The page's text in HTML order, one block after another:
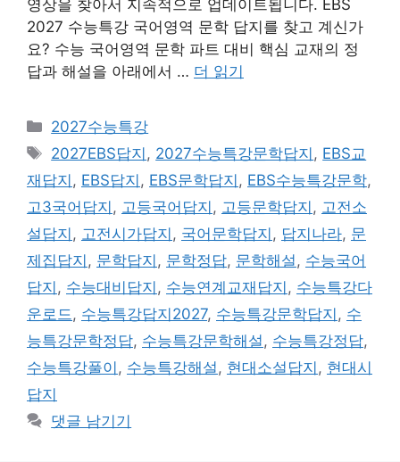
영상을 찾아서 지속적으로 업데이트됩니다. EBS
2027 수능특강 국어영역 문학 답지를 찾고 계신가
요? 수능 국어영역 문학 파트 대비 핵심 교재의 정
답과 해설을 아래에서 … 더 읽기
카
테
리
2027수능특강
태
그
2027EBS답지 , 2027수능특강문학답지 , EBS교
재답지 , EBS답지 , EBS문학답지 , EBS수능특강문학,
고3국어답지 , 고등국어답지 , 고등문학답지 , 고전소
설답지 , 고전시가답지 , 국어문학답지 , 답지나라, 문
제집답지 , 문학답지 , 문학정답, 문학해설 , 수능국어
답지 , 수능대비답지 , 수능연계교재답지 , 수능특강다
운로드 , 수능특강답지2027, 수능특강문학답지 , 수
능특강문학정답, 수능특강문학해설 , 수능특강정답,
수능특강풀이 , 수능특강해설 , 현대소설답지 , 현대시
답지
댓글 남기기